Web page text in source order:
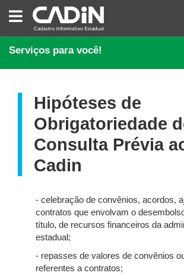
CADASTRO
INFORMATIVO
ESTADUAL
Serviços para você!
Hipóteses de
Obrigatoriedade
Consulta Prévia
Cadin
- celebração de convênios, acordos,
contratos que envolvam o
título, de recursos financeiros da
estadual;
- repasses de valores de convênios
referentes a contratos;